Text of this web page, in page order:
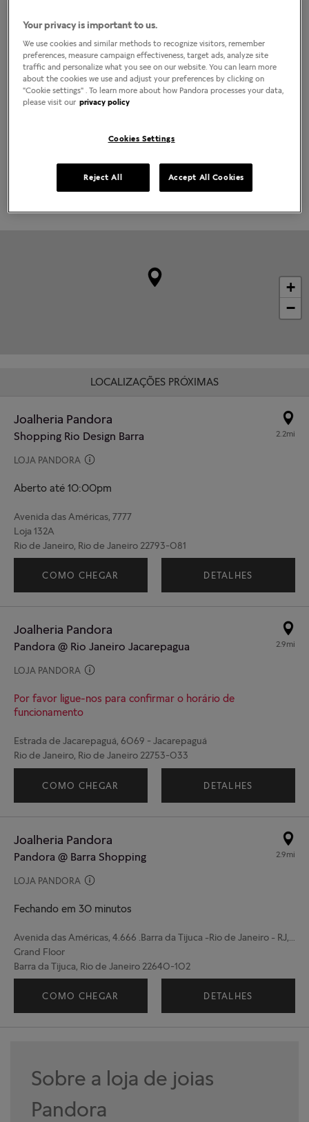
COMO CHEGAR
Horário da loja
Segunda-Feira
10:00am -10:00pm
Terça-Feira
10:00am-10:00pm
2:00pm-8:00pm
Gravura na loja
+
−
LOCALIZAÇÕES PRÓXIMAS
Joalheria Pandora
Shopping Rio Design Barra
LOJA PANDORA
Aberto até 10:00pm
2.2mi
Avenida das Américas, 7777
Loja 132A
Rio de Janeiro, Rio de Janeiro 22793-081
(21)3328-9122
COMO CHEGAR DETALHES
Joalheria Pandora
Pandora @ Rio Janeiro Jacarepagua
LOJA PANDORA
Por favor ligue-nos para confirmar o horário de
funcionamento
2.9mi
Estrada de Jacarepaguá, 6069 - Jacarepaguá
Rio de Janeiro, Rio de Janeiro 22753-033
(21) 97316-6663
COMO CHEGAR DETALHES
Joalheria Pandora
Pandora @ Barra Shopping
LOJA PANDORA
Fechando em 30 minutos
2.9mi
Grand Floor
Barra da Tijuca, Rio de Janeiro 22640-102
COMO CHEGAR DETALHES
Sobre a loja de joias
Pandora
Your privacy is important to us.
We use cookies and similar methods to recognize visitors, remember
preferences, measure campaign effectiveness, target ads, analyze site
traffic and personalize what you see on our website. You can learn more
about the cookies we use and adjust your preferences by clicking on
"Cookie settings" . To learn more about how Pandora processes your data,
please visit our privacy policy
Cookies Settings
Reject All Accept All Cookies